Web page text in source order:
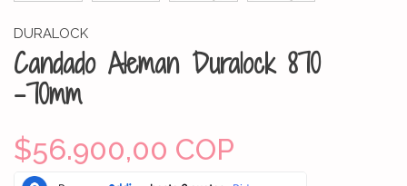
DURALOCK
Candado Aleman Duralock 870
-70mm
$56.900,00 COP